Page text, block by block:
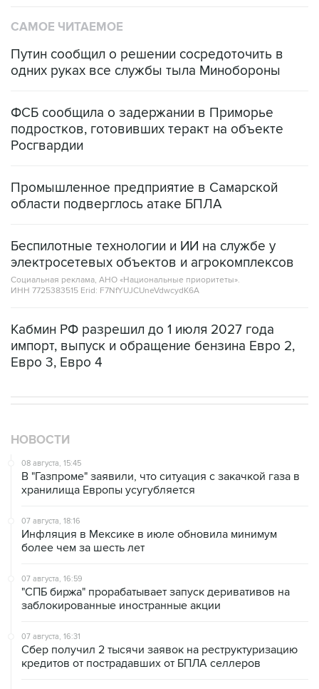
САМОЕ ЧИТАЕМОЕ
Путин сообщил о решении сосредоточить в
одних руках все службы тыла Минобороны
ФСБ сообщила о задержании в Приморье
подростков, готовивших теракт на объекте
Росгвардии
Промышленное предприятие в Самарской
области подверглось атаке БПЛА
Беспилотные технологии и ИИ на службе у
электросетевых объектов и агрокомплексов
Социальная реклама, АНО «Национальные приоритеты».
ИНН 7725383515 Erid: F7NfYUJCUneVdwcydK6A
Кабмин РФ разрешил до 1 июля 2027 года
импорт, выпуск и обращение бензина Евро 2,
Евро 3, Евро 4
НОВОСТИ
08 августа, 15:45
В "Газпроме" заявили, что ситуация с закачкой газа в
хранилища Европы усугубляется
07 августа, 18:16
Инфляция в Мексике в июле обновила минимум
более чем за шесть лет
07 августа, 16:59
"СПБ биржа" прорабатывает запуск деривативов на
заблокированные иностранные акции
07 августа, 16:31
Сбер получил 2 тысячи заявок на реструктуризацию
кредитов от пострадавших от БПЛА селлеров